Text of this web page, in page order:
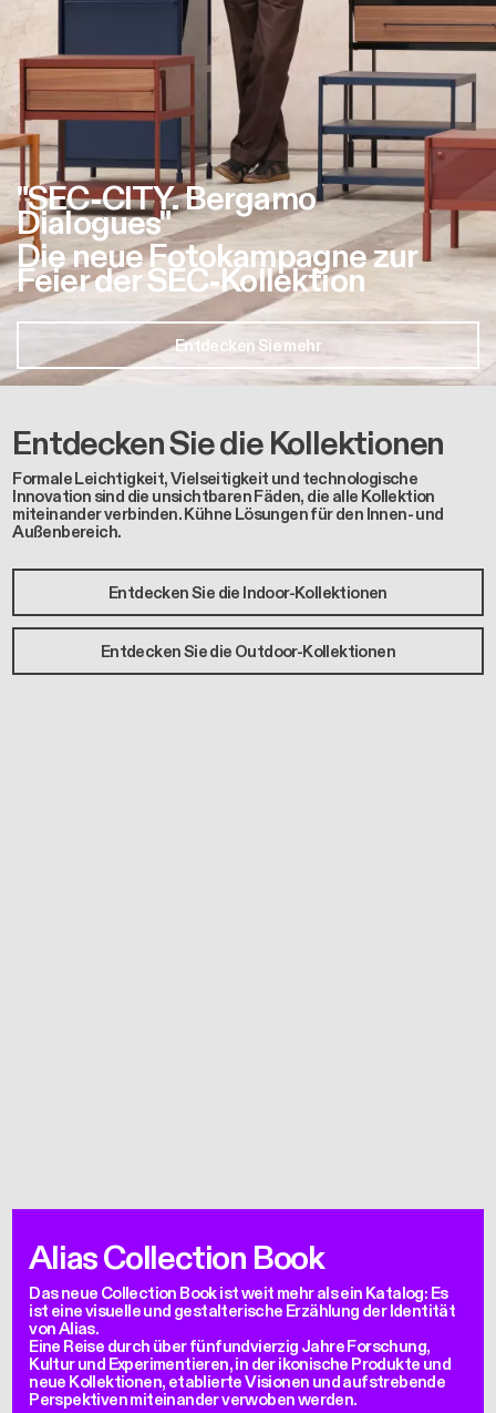
"SEC-CITY. Bergamo
Dialogues"
Die neue Fotokampagne zur
Feier der SEC-Kollektion
Entdecken Sie mehr
Entdecken Sie die Kollektionen
Formale Leichtigkeit, Vielseitigkeit und technologische
Innovation sind die unsichtbaren Fäden, die alle Kollektion
miteinander verbinden. Kühne Lösungen für den Innen- und
Außenbereich.
Entdecken Sie die Indoor-Kollektionen
Entdecken Sie die Outdoor-Kollektionen
Alias Collection Book
Das neue Collection Book ist weit mehr als ein Katalog: Es
ist eine visuelle und gestalterische Erzählung der Identität
von Alias.
Eine Reise durch über fünfundvierzig Jahre Forschung,
Kultur und Experimentieren, in der ikonische Produkte und
neue Kollektionen, etablierte Visionen und aufstrebende
Perspektiven miteinander verwoben werden.